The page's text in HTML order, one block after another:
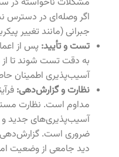
اگر وصله‌ای در دسترس
جبرانی (مانند تغییر
تست و تأیید: پس از
به دقت تست شوند تا
آسیب‌پذیری اطمینان
نظارت و گزارش‌دهی:
مداوم است. نظارت
آسیب‌پذیری‌های جدید و
ضروری است. گزارش‌دهی
دید جامعی از وضعیت